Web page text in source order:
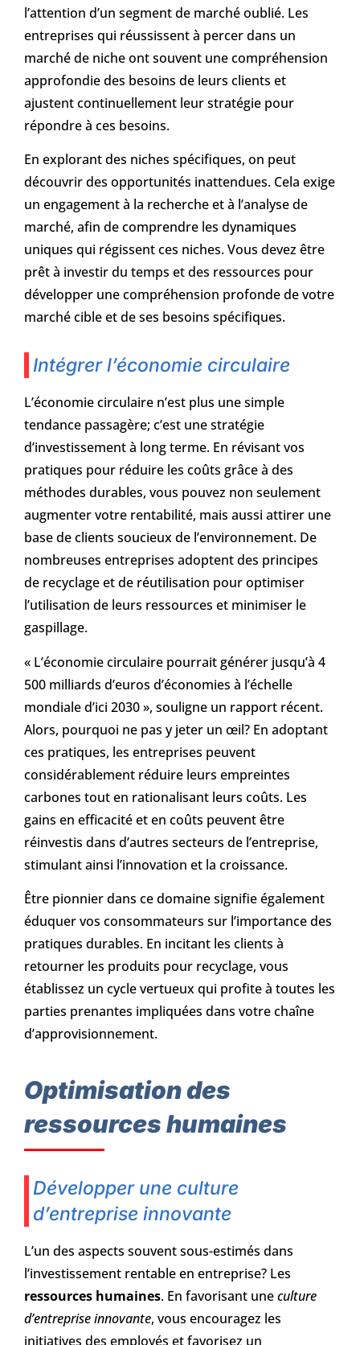
l’attention d’un segment de marché oublié. Les
entreprises qui réussissent à percer dans un
marché de niche ont souvent une compréhension
approfondie des besoins de leurs clients et
ajustent continuellement leur stratégie pour
répondre à ces besoins.
En explorant des niches spécifiques, on peut
découvrir des opportunités inattendues. Cela exige
un engagement à la recherche et à l’analyse de
marché, afin de comprendre les dynamiques
uniques qui régissent ces niches. Vous devez être
prêt à investir du temps et des ressources pour
développer une compréhension profonde de votre
marché cible et de ses besoins spécifiques.
Intégrer l’économie circulaire
L’économie circulaire n’est plus une simple
tendance passagère; c’est une stratégie
d’investissement à long terme. En révisant vos
pratiques pour réduire les coûts grâce à des
méthodes durables, vous pouvez non seulement
augmenter votre rentabilité, mais aussi attirer une
base de clients soucieux de l’environnement. De
nombreuses entreprises adoptent des principes
de recyclage et de réutilisation pour optimiser
l’utilisation de leurs ressources et minimiser le
gaspillage.
« L’économie circulaire pourrait générer jusqu’à 4
500 milliards d’euros d’économies à l’échelle
mondiale d’ici 2030 », souligne un rapport récent.
Alors, pourquoi ne pas y jeter un œil? En adoptant
ces pratiques, les entreprises peuvent
considérablement réduire leurs empreintes
carbones tout en rationalisant leurs coûts. Les
gains en efficacité et en coûts peuvent être
réinvestis dans d’autres secteurs de l’entreprise,
stimulant ainsi l’innovation et la croissance.
Être pionnier dans ce domaine signifie également
éduquer vos consommateurs sur l’importance des
pratiques durables. En incitant les clients à
retourner les produits pour recyclage, vous
établissez un cycle vertueux qui profite à toutes les
parties prenantes impliquées dans votre chaîne
d’approvisionnement.
Optimisation des
ressources humaines
Développer une culture
d’entreprise innovante
L’un des aspects souvent sous-estimés dans
l’investissement rentable en entreprise? Les
ressources humaines. En favorisant uneculture
d’entreprise innovante, vous encouragez les
initiatives des employés et favorisez un